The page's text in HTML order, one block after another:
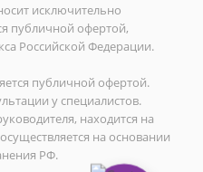
исключительно
публичной офертой,
Российской Федерации.
публичной офертой.
у специалистов.
находится на
на основании
РФ.